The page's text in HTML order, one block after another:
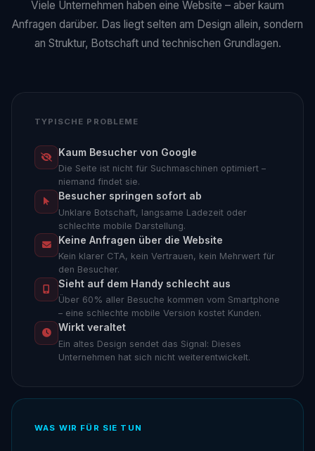
Viele Unternehmen haben eine Website – aber kaum
Anfragen darüber. Das liegt selten am Design allein, sondern
an Struktur, Botschaft und technischen Grundlagen.
TYPISCHE PROBLEME
Kaum Besucher von Google
Die Seite ist nicht für Suchmaschinen optimiert –
niemand findet sie.
Besucher springen sofort ab
Unklare Botschaft, langsame Ladezeit oder
schlechte mobile Darstellung.
Keine Anfragen über die Website
Kein klarer CTA, kein Vertrauen, kein Mehrwert für
den Besucher.
Sieht auf dem Handy schlecht aus
Über 60% aller Besuche kommen vom Smartphone
– eine schlechte mobile Version kostet Kunden.
Wirkt veraltet
Ein altes Design sendet das Signal: Dieses
Unternehmen hat sich nicht weiterentwickelt.
WAS WIR FÜR SIE TUN